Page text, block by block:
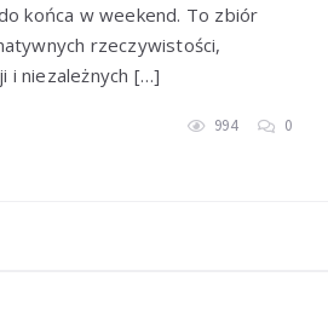
końca w weekend. To zbiór
rzeczywistości,
i niezależnych […]
994 0